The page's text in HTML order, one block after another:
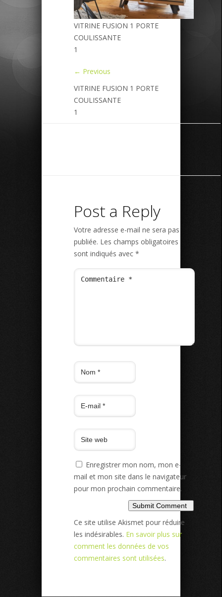
VITRINE FUSION 1 PORTE
COULISSANTE
1
← Previous
VITRINE FUSION 1 PORTE
COULISSANTE
1
Post a Reply
Votre adresse e-mail ne sera pas
publiée. Les champs obligatoires
sont indiqués avec *
Enregistrer mon nom, mon e-
mail et mon site dans le navigateur
pour mon prochain commentaire.
Ce site utilise Akismet pour réduire
les indésirables. En savoir plus sur
comment les données de vos
commentaires sont utilisées.